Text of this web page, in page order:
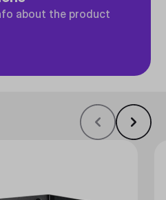
about the product